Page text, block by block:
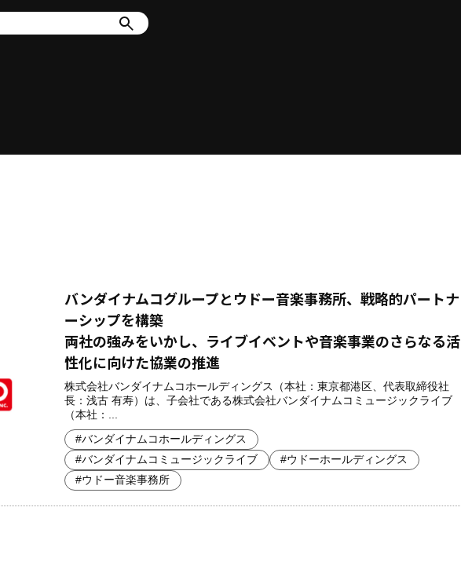
バンダイナムコグループとウドー音楽事務所、戦略的パートナ
ーシップを構築
両社の強みをいかし、ライブイベントや音楽事業のさらなる活
性化に向けた協業の推進
株式会社バンダイナムコホールディングス（本社：東京都港区、代表取締役社
長：浅古 有寿）は、子会社である株式会社バンダイナムコミュージックライブ
（本社：...
#バンダイナムコホールディングス
#バンダイナムコミュージックライブ
#ウドーホールディングス
#ウドー音楽事務所